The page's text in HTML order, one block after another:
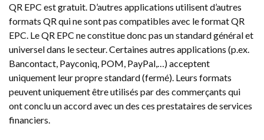
QR EPC est gratuit. D’autres applications utilisent d’autres
formats QR qui ne sont pas compatibles avec le format QR
EPC. Le QR EPC ne constitue donc pas un standard général et
universel dans le secteur. Certaines autres applications (p.ex.
Bancontact, Payconiq, POM, PayPal,…) acceptent
uniquement leur propre standard (fermé). Leurs formats
peuvent uniquement être utilisés par des commerçants qui
ont conclu un accord avec un des ces prestataires de services
financiers.